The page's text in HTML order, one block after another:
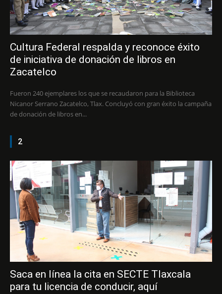
Cultura Federal respalda y reconoce éxito
de iniciativa de donación de libros en
Zacatelco
Fueron 240 ejemplares los que se recaudaron para la Biblioteca
Nicanor Serrano Zacatelco, Tlax. Concluyó con gran éxito la campaña
de donación de libros en...
2
Saca en línea la cita en SECTE Tlaxcala
para tu licencia de conducir, aquí